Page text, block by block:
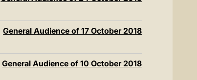
General Audience of 17 October 2018
General Audience of 10 October 2018